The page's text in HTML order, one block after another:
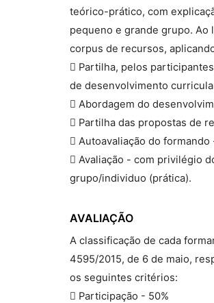
teórico-prático, com
pequeno e grande grupo.
corpus de recursos,
 Partilha, pelos
de desenvolvimento
 Abordagem do
 Partilha das propostas de
 Autoavaliação do formando
 Avaliação - com privilégio
grupo/individuo (prática).
AVALIAÇÃO
A classificação de cada
4595/2015, de 6 de maio,
os seguintes critérios:
 Participação - 50%